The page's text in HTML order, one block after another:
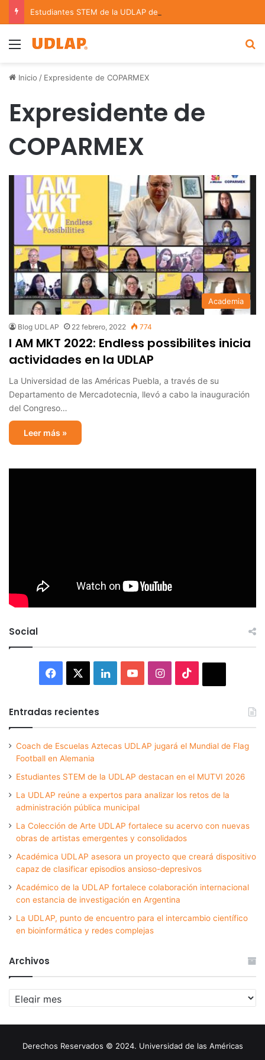
Menu
Inicio / Expresidente de COPARMEX
Expresidente de
COPARMEX
Academia
Blog UDLAP 22 febrero, 2022 774
I AM MKT 2022: Endless possibilites inicia
actividades en la UDLAP
La Universidad de las Américas Puebla, a través de su
Departamento de Mercadotecnia, llevó a cabo la inauguración
del Congreso…
Leer más »
Social
Facebook LinkedInYouTubeInstagram
Entradas recientes
Coach de Escuelas Aztecas UDLAP jugará el Mundial de Flag
Football en Alemania
Estudiantes STEM de la UDLAP destacan en el MUTVI 2026
La UDLAP reúne a expertos para analizar los retos de la
administración pública municipal
La Colección de Arte UDLAP fortalece su acervo con nuevas
obras de artistas emergentes y consolidados
Académica UDLAP asesora un proyecto que creará dispositivo
capaz de clasificar episodios ansioso-depresivos
Académico de la UDLAP fortalece colaboración internacional
con estancia de investigación en Argentina
La UDLAP, punto de encuentro para el intercambio científico
en bioinformática y redes complejas
Archivos
Archivos
Derechos Reservados © 2024. Universidad de las Américas